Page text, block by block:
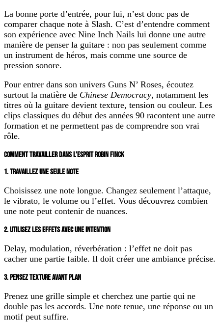
La bonne porte d’entrée, pour lui, n’est donc pas de
comparer chaque note à Slash. C’est d’entendre comment
son expérience avec Nine Inch Nails lui donne une autre
manière de penser la guitare : non pas seulement comme
un instrument de héros, mais comme une source de
pression sonore.
Pour entrer dans son univers Guns N’ Roses, écoutez
surtout la matière de Chinese Democracy, notamment les
titres où la guitare devient texture, tension ou couleur. Les
clips classiques du début des années 90 racontent une autre
formation et ne permettent pas de comprendre son vrai
rôle.
COMMENT TRAVAILLER DANS L’ESPRIT ROBIN FINCK
1. TRAVAILLEZ UNE SEULE NOTE
Choisissez une note longue. Changez seulement l’attaque,
le vibrato, le volume ou l’effet. Vous découvrez combien
une note peut contenir de nuances.
2. UTILISEZ LES EFFETS AVEC UNE INTENTION
Delay, modulation, réverbération : l’effet ne doit pas
cacher une partie faible. Il doit créer une ambiance précise.
3. PENSEZ TEXTURE AVANT PLAN
Prenez une grille simple et cherchez une partie qui ne
double pas les accords. Une note tenue, une réponse ou un
motif peut suffire.